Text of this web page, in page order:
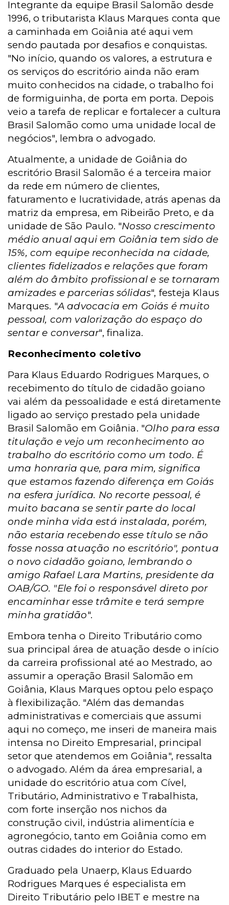
Integrante da equipe Brasil Salomão desde
1996, o tributarista Klaus Marques conta que
a caminhada em Goiânia até aqui vem
sendo pautada por desafios e conquistas.
"No início, quando os valores, a estrutura e
os serviços do escritório ainda não eram
muito conhecidos na cidade, o trabalho foi
de formiguinha, de porta em porta. Depois
veio a tarefa de replicar e fortalecer a cultura
Brasil Salomão como uma unidade local de
negócios", lembra o advogado.
Atualmente, a unidade de Goiânia do
escritório Brasil Salomão é a terceira maior
da rede em número de clientes,
faturamento e lucratividade, atrás apenas da
matriz da empresa, em Ribeirão Preto, e da
unidade de São Paulo. "Nosso crescimento
médio anual aqui em Goiânia tem sido de
15%, com equipe reconhecida na cidade,
clientes fidelizados e relações que foram
além do âmbito profissional e se tornaram
amizades e parcerias sólidas", festeja Klaus
Marques. "A advocacia em Goiás é muito
pessoal, com valorização do espaço do
sentar e conversar", finaliza.
Reconhecimento coletivo
Para Klaus Eduardo Rodrigues Marques, o
recebimento do título de cidadão goiano
vai além da pessoalidade e está diretamente
ligado ao serviço prestado pela unidade
Brasil Salomão em Goiânia. "Olho para essa
titulação e vejo um reconhecimento ao
trabalho do escritório como um todo. É
uma honraria que, para mim, significa
que estamos fazendo diferença em Goiás
na esfera jurídica. No recorte pessoal, é
muito bacana se sentir parte do local
onde minha vida está instalada, porém,
não estaria recebendo esse título se não
fosse nossa atuação no escritório", pontua
o novo cidadão goiano, lembrando o
amigo Rafael Lara Martins, presidente da
OAB/GO. "Ele foi o responsável direto por
encaminhar esse trâmite e terá sempre
minha gratidão".
Embora tenha o Direito Tributário como
sua principal área de atuação desde o início
da carreira profissional até ao Mestrado, ao
assumir a operação Brasil Salomão em
Goiânia, Klaus Marques optou pelo espaço
à flexibilização. "Além das demandas
administrativas e comerciais que assumi
aqui no começo, me inseri de maneira mais
intensa no Direito Empresarial, principal
setor que atendemos em Goiânia", ressalta
o advogado. Além da área empresarial, a
unidade do escritório atua com Cível,
Tributário, Administrativo e Trabalhista,
com forte inserção nos nichos da
construção civil, indústria alimentícia e
agronegócio, tanto em Goiânia como em
outras cidades do interior do Estado.
Graduado pela Unaerp, Klaus Eduardo
Rodrigues Marques é especialista em
Direito Tributário pelo IBET e mestre na